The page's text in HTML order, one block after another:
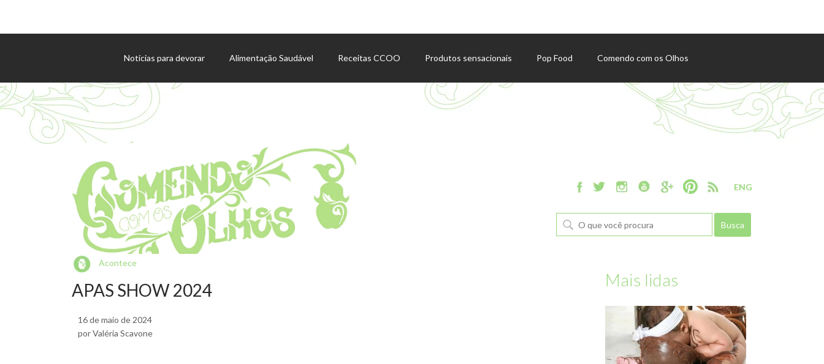
Notícias para devorar Alimentação Saudável Receitas CCOO Produtos sensacionais Pop Food Comendo com os Olhos
Agenda de eventos
ENG
Acontece
APAS SHOW 2024
16 de maio de 2024
por Valéria Scavone
Mais lidas